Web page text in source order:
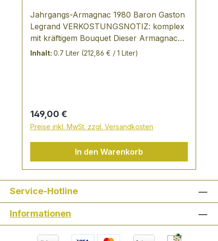
Jahrgangs-Armagnac 1980 Baron Gaston
Legrand VERKOSTUNGSNOTIZ: komplex
mit kräftigem Bouquet Dieser Armagnac
wird in einem besonderen Brennverfahren
Inhalt: 0.7 Liter (212,86 € / 1 Liter)
Regulärer Preis:
149,00 €
Preise inkl. MwSt. zzgl. Versandkosten
In den Warenkorb
Service-Hotline
Informationen